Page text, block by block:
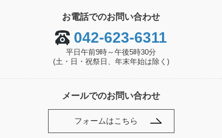
お電話でのお問い合わせ
042-623-6311
平日午前9時～午後5時30分
(土・日・祝祭日、年末年始は除く)
メールでのお問い合わせ
フォームはこちら